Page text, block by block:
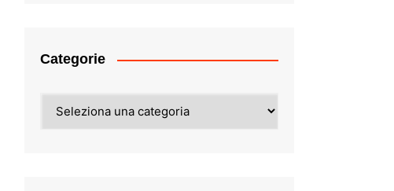
Categorie